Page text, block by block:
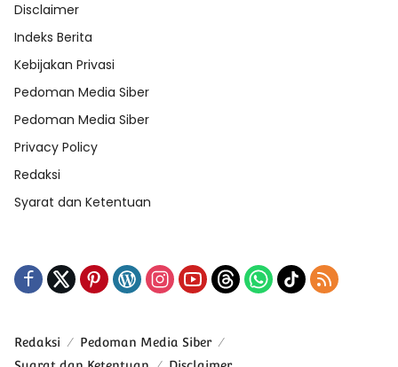
Disclaimer
Indeks Berita
Kebijakan Privasi
Pedoman Media Siber
Pedoman Media Siber
Privacy Policy
Redaksi
Syarat dan Ketentuan
Redaksi
Pedoman Media Siber